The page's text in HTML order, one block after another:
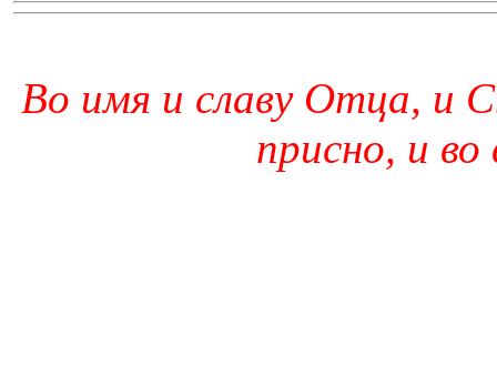
Во имя и славу Отца, и
присно, и во